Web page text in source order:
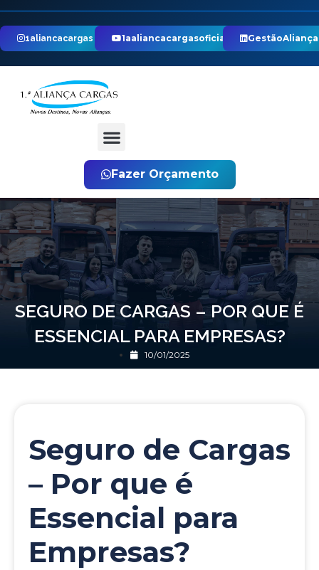
1aliancacargas 1aaliancacargasoficial GestãoAliança
Fazer Orçamento
SEGURO DE CARGAS – POR QUE É
ESSENCIAL PARA EMPRESAS?
10/01/2025
Seguro de Cargas
– Por que é
Essencial para
Empresas?